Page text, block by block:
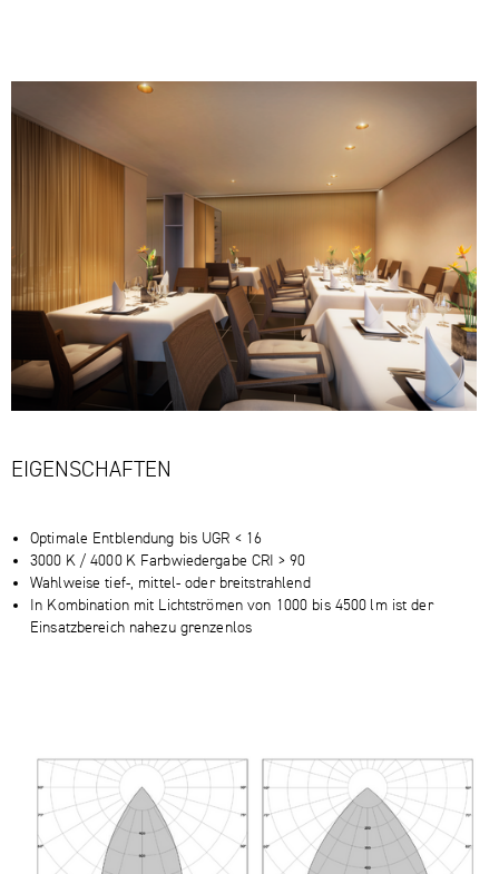
EIGENSCHAFTEN
Optimale Entblendung bis UGR < 16
3000 K / 4000 K Farbwiedergabe CRI > 90
Wahlweise tief-, mittel- oder breitstrahlend
In Kombination mit Lichtströmen von 1000 bis 4500 lm ist der
Einsatzbereich nahezu grenzenlos